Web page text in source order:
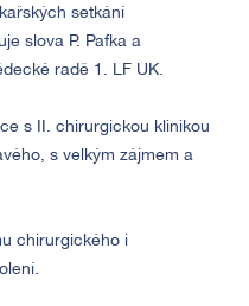
setkání
slova P. Pafka a
radě 1. LF UK.
s II. chirurgickou klinikou
s velkým zájmem a
chirurgického i